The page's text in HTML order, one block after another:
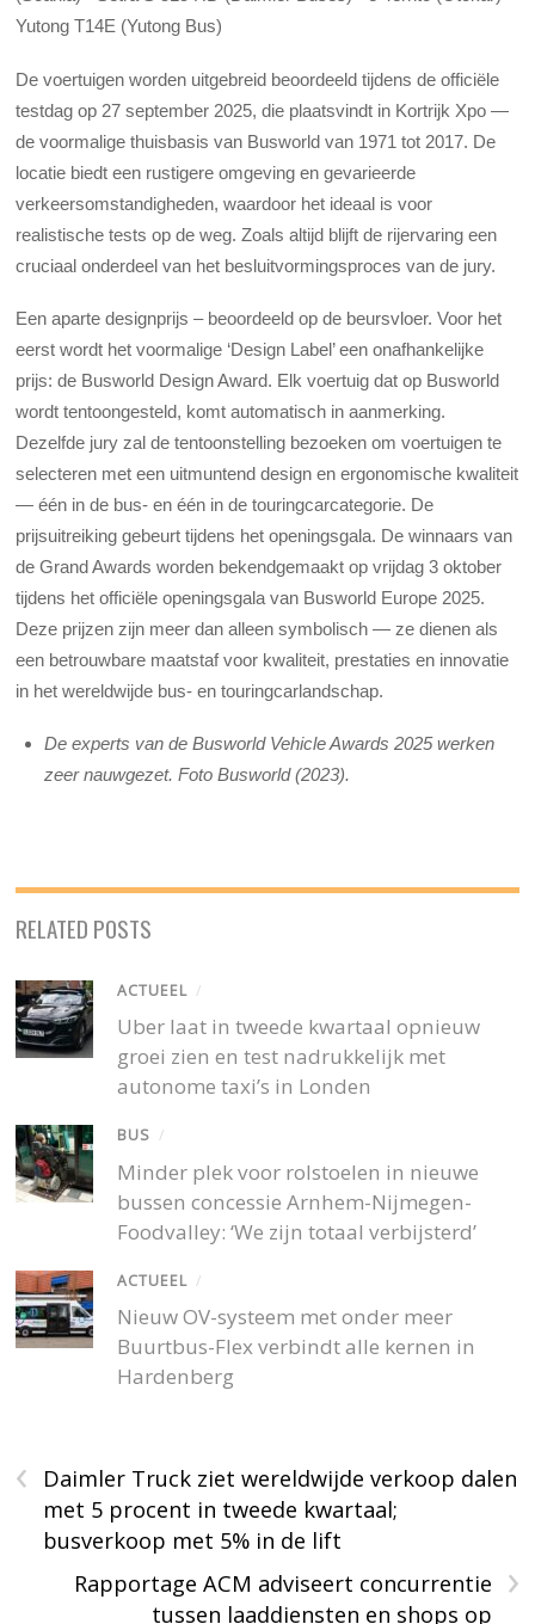
Yutong T14E (Yutong Bus)
De voertuigen worden uitgebreid beoordeeld tijdens de officiële
testdag op 27 september 2025, die plaatsvindt in Kortrijk Xpo —
de voormalige thuisbasis van Busworld van 1971 tot 2017. De
locatie biedt een rustigere omgeving en gevarieerde
verkeersomstandigheden, waardoor het ideaal is voor
realistische tests op de weg. Zoals altijd blijft de rijervaring een
cruciaal onderdeel van het besluitvormingsproces van de jury.
Een aparte designprijs – beoordeeld op de beursvloer. Voor het
eerst wordt het voormalige ‘Design Label’ een onafhankelijke
prijs: de Busworld Design Award. Elk voertuig dat op Busworld
wordt tentoongesteld, komt automatisch in aanmerking.
Dezelfde jury zal de tentoonstelling bezoeken om voertuigen te
selecteren met een uitmuntend design en ergonomische kwaliteit
— één in de bus- en één in de touringcarcategorie. De
prijsuitreiking gebeurt tijdens het openingsgala. De winnaars van
de Grand Awards worden bekendgemaakt op vrijdag 3 oktober
tijdens het officiële openingsgala van Busworld Europe 2025.
Deze prijzen zijn meer dan alleen symbolisch — ze dienen als
een betrouwbare maatstaf voor kwaliteit, prestaties en innovatie
in het wereldwijde bus- en touringcarlandschap.
De experts van de Busworld Vehicle Awards 2025 werken
zeer nauwgezet. Foto Busworld (2023).
RELATED POSTS
ACTUEEL /
Uber laat in tweede kwartaal opnieuw
groei zien en test nadrukkelijk met
autonome taxi’s in Londen
BUS /
Minder plek voor rolstoelen in nieuwe
bussen concessie Arnhem-Nijmegen-
Foodvalley: ‘We zijn totaal verbijsterd’
ACTUEEL /
Nieuw OV-systeem met onder meer
Buurtbus-Flex verbindt alle kernen in
Hardenberg
‹
Daimler Truck ziet wereldwijde verkoop dalen
met 5 procent in tweede kwartaal;
busverkoop met 5% in de lift
›
Rapportage ACM adviseert concurrentie
tussen laaddiensten en shops op